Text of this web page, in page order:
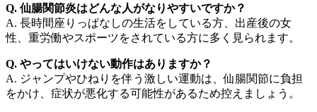
Q. 仙腸関節炎はどんな人がなりやすいですか？
A. 長時間座りっぱなしの生活をしている方、出産後の女
性、重労働やスポーツをされている方に多く見られます。
Q. やってはいけない動作はありますか？
A. ジャンプやひねりを伴う激しい運動は、仙腸関節に負担
をかけ、症状が悪化する可能性があるため控えましょう。